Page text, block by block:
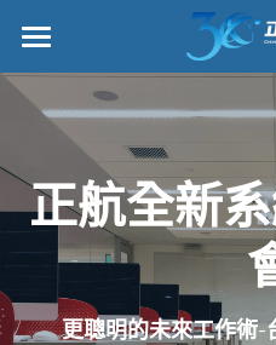
正航首頁
數位轉型
管理功能
標竿客戶
詢問/採購
正航全新
更聰明的未來工作術
部落
所有博客分類
五金
財務
電子商務